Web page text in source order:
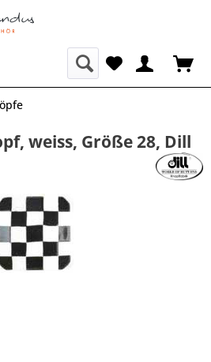
weiss, Größe 28, Dill